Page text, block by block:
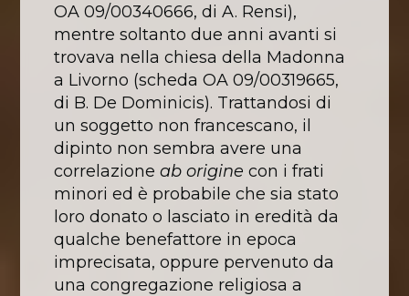
OA 09/00340666, di A. Rensi),
mentre soltanto due anni avanti si
trovava nella chiesa della Madonna
a Livorno (scheda OA 09/00319665,
di B. De Dominicis). Trattandosi di
un soggetto non francescano, il
dipinto non sembra avere una
correlazione ab origine con i frati
minori ed è probabile che sia stato
loro donato o lasciato in eredità da
qualche benefattore in epoca
imprecisata, oppure pervenuto da
una congregazione religiosa a